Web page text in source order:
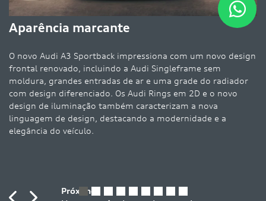
Aparência marcante
O novo Audi A3 Sportback impressiona com um novo design
frontal renovado, incluindo a Audi Singleframe sem
moldura, grandes entradas de ar e uma grade do radiador
com design diferenciado. Os Audi Rings em 2D e o novo
design de iluminação também caracterizam a nova
linguagem de design, destacando a modernidade e a
elegância do veículo.
PreviousNext